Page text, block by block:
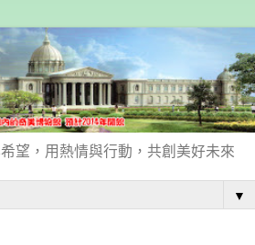
望，用熱情與行動，共創美好未來
▼